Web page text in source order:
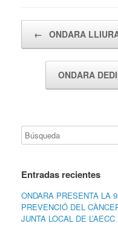
← ONDARA
ONDARA
Entradas recientes
ONDARA PRESENTA LA
PREVENCIÓ DEL
JUNTA LOCAL DE L’AECC